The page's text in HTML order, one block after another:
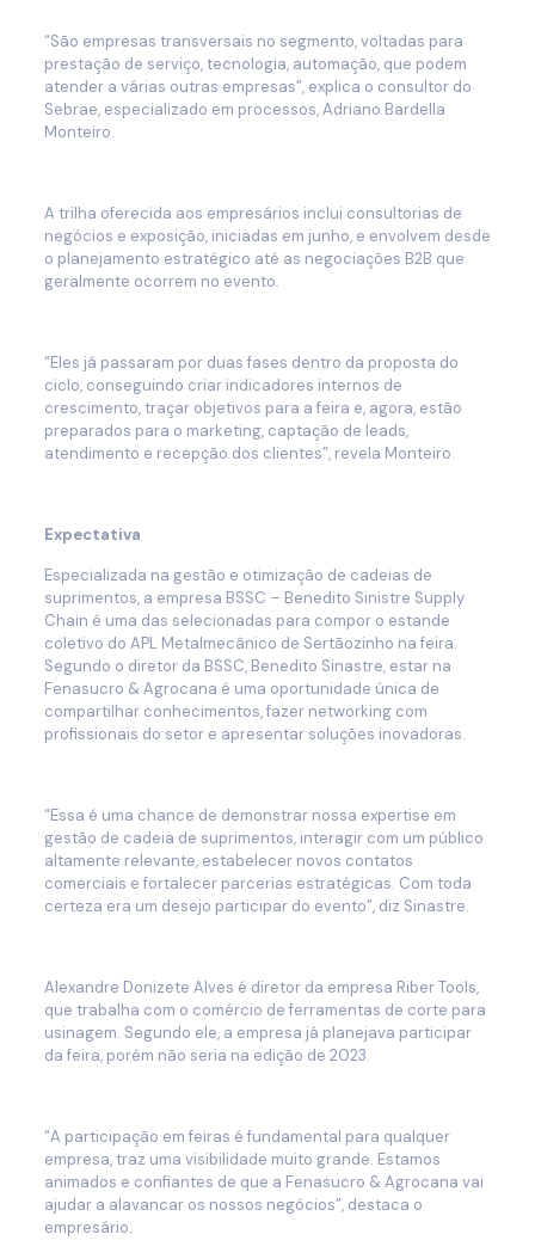
“São empresas transversais no segmento, voltadas para
prestação de serviço, tecnologia, automação, que podem
atender a várias outras empresas”, explica o consultor do
Sebrae, especializado em processos, Adriano Bardella
Monteiro.
A trilha oferecida aos empresários inclui consultorias de
negócios e exposição, iniciadas em junho, e envolvem desde
o planejamento estratégico até as negociações B2B que
geralmente ocorrem no evento.
“Eles já passaram por duas fases dentro da proposta do
ciclo, conseguindo criar indicadores internos de
crescimento, traçar objetivos para a feira e, agora, estão
preparados para o marketing, captação de leads,
atendimento e recepção dos clientes”, revela Monteiro.
Expectativa
Especializada na gestão e otimização de cadeias de
suprimentos, a empresa BSSC – Benedito Sinistre Supply
Chain é uma das selecionadas para compor o estande
coletivo do APL Metalmecânico de Sertãozinho na feira.
Segundo o diretor da BSSC, Benedito Sinastre, estar na
Fenasucro & Agrocana é uma oportunidade única de
compartilhar conhecimentos, fazer networking com
profissionais do setor e apresentar soluções inovadoras.
“Essa é uma chance de demonstrar nossa expertise em
gestão de cadeia de suprimentos, interagir com um público
altamente relevante, estabelecer novos contatos
comerciais e fortalecer parcerias estratégicas. Com toda
certeza era um desejo participar do evento”, diz Sinastre.
Alexandre Donizete Alves é diretor da empresa Riber Tools,
que trabalha com o comércio de ferramentas de corte para
usinagem. Segundo ele, a empresa já planejava participar
da feira, porém não seria na edição de 2023.
“A participação em feiras é fundamental para qualquer
empresa, traz uma visibilidade muito grande. Estamos
animados e confiantes de que a Fenasucro & Agrocana vai
ajudar a alavancar os nossos negócios”, destaca o
empresário.